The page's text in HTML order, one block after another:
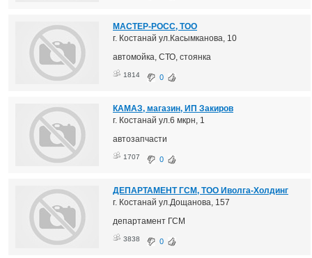
МАСТЕР-РОСС, ТОО
г. Костанай ул.Касымканова, 10
автомойка, СТО, стоянка
1814 0
КАМАЗ, магазин, ИП Закиров
г. Костанай ул.6 мкрн, 1
автозапчасти
1707 0
ДЕПАРТАМЕНТ ГСМ, ТОО Иволга-Холдинг
г. Костанай ул.Дощанова, 157
департамент ГСМ
3838 0